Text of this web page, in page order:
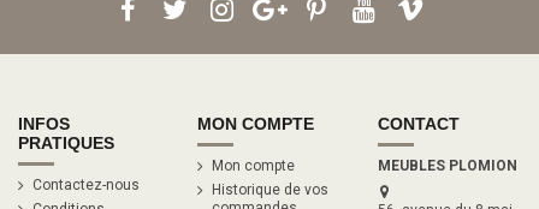
INFOS
PRATIQUES
Contactez-nous
MON COMPTE
Mon compte
Historique de vos
CONTACT
MEUBLES PLOMION